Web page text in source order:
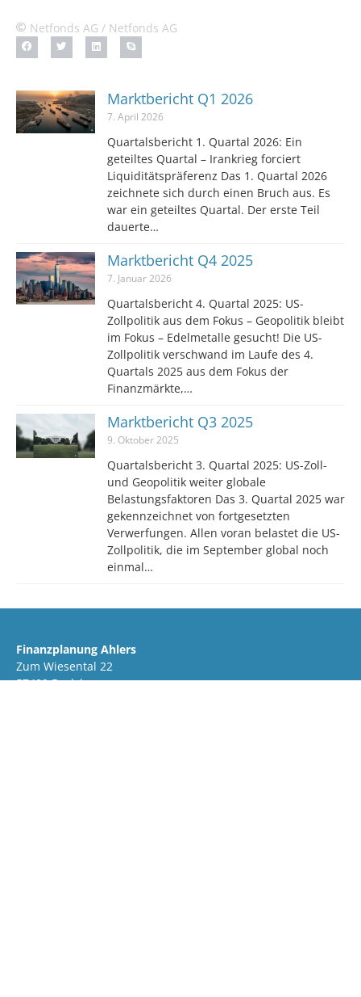
Netfonds AG / Netfonds AG
Marktbericht Q1 2026
7. April 2026
Quartalsbericht 1. Quartal 2026: Ein
geteiltes Quartal – Irankrieg forciert
Liquiditätspräferenz Das 1. Quartal 2026
zeichnete sich durch einen Bruch aus. Es
war ein geteiltes Quartal. Der erste Teil
dauerte…
Marktbericht Q4 2025
7. Januar 2026
Quartalsbericht 4. Quartal 2025: US-
Zollpolitik aus dem Fokus – Geopolitik bleibt
im Fokus – Edelmetalle gesucht! Die US-
Zollpolitik verschwand im Laufe des 4.
Quartals 2025 aus dem Fokus der
Finanzmärkte,…
Marktbericht Q3 2025
9. Oktober 2025
Quartalsbericht 3. Quartal 2025: US-Zoll-
und Geopolitik weiter globale
Belastungsfaktoren Das 3. Quartal 2025 war
gekennzeichnet von fortgesetzten
Verwerfungen. Allen voran belastet die US-
Zollpolitik, die im September global noch
einmal…
Finanzplanung Ahlers
Zum Wiesental 22
57489 Drolshagen